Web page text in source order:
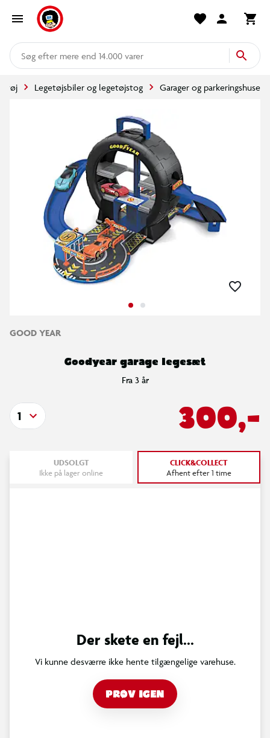
mere end 14.000 varer
Legetøjsbiler og legetøjstog Garager og parkeringshuse
GOOD YEAR
Goodyear garage legesæt
Fra 3 år
300,-
1
UDSOLGT
Ikke på lager online
CLICK&COLLECT
Afhent efter 1 time
Der skete en fejl...
Vi kunne desværre ikke hente tilgængelige varehuse.
PRØV IGEN